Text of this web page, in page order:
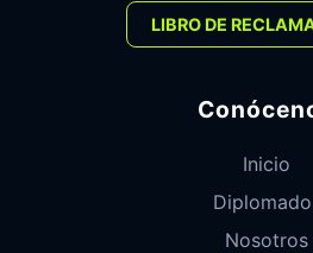
LIBRO DE
Inicio
Nosotros